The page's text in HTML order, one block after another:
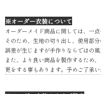
※オーダー衣装について
オーダーメイド商品に関しては、一
そのため、生地の切り出し、使用部
誤差が生じますが手作りならではの
また、より良い商品を製作するため
更をする事もあります。予めご了承